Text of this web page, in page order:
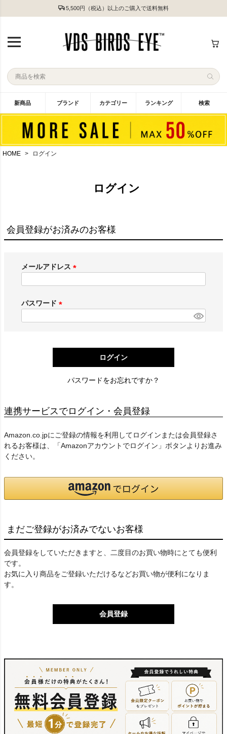
5,500円（税込）以上のご購入で送料無料
新商品 ブランド カテゴリー ランキング 検索
HOME ログイン
ログイン
会員登録がお済みのお客様
メールアドレス
)
パスワード
)
ログイン
パスワードをお忘れですか？
連携サービスでログイン・会員登録
Amazon.co.jpにご登録の情報を利用してログインまたは会員登録さ
れるお客様は、「Amazonアカウントでログイン」ボタンよりお進み
ください。
まだご登録がお済みでないお客様
会員登録をしていただきますと、二度目のお買い物時にとても便利
です。
お気に入り商品をご登録いただけるなどお買い物が便利になりま
す。
会員登録